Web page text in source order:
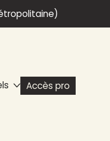
Accès pro